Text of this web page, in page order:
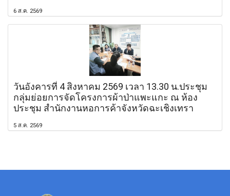
6 ส.ค. 2569
วันอังคารที่ 4 สิงหาคม 2569 เวลา 13.30 น.ประชุม
กลุ่มย่อยการจัดโครงการผ้าป่าแพะแกะ ณ ห้อง
ประชุม สำนักงานหอการค้าจังหวัดฉะเชิงเทรา
5 ส.ค. 2569